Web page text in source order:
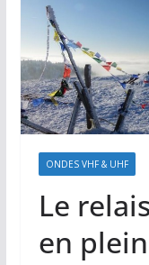
ONDES VHF & UHF
Le
en